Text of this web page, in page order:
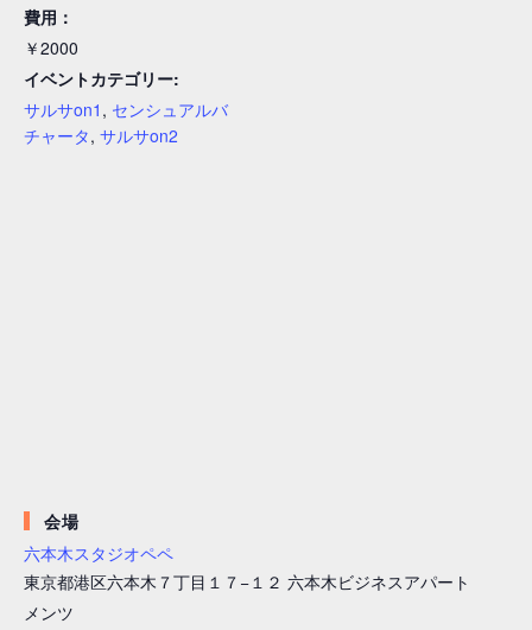
費用：
￥2000
イベントカテゴリー:
サルサon1 , センシュアルバ
チャータ, サルサon2
会場
六本木スタジオペペ
東京都港区六本木７丁目１７−１２ 六本木ビジネスアパート
メンツ